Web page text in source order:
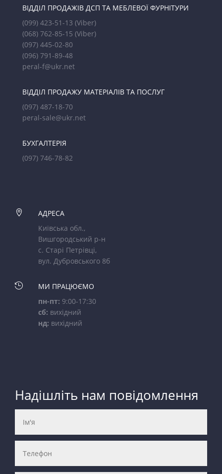
ВІДДІЛ ПРОДАЖІВ ДСП ТА МЕБЛЕВОЇ ФУРНІТУРИ
(099) 423-51-13 (Viber)
(068) 762-85-15 (Viber)
(097) 445-02-80
(096) 791-89-48
peral-f@ukr.net
ВІДДІЛ ПРОДАЖУ МАТЕРІАЛІВ ТА ПОСЛУГ
(097) 487-18-70
peral-sale@ukr.net
БУХГАЛТЕРІЯ
(097) 746-78-82

АДРЕСА
Київська обл.,
Вишгородський р-н
с. Старі Петрівці,
вул. Дубровського 8б

МИ ПРАЦЮЄМО
пн-пт: 9:00-17:30
сб: вихідний
нд: вихідний
Надішліть нам повідомлення